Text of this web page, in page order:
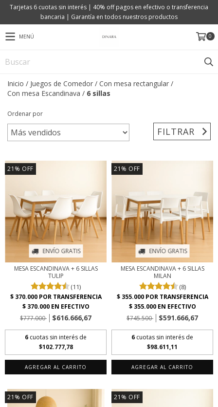
Tarjetas 6 cuotas sin interés | 40% off pagos en efectivo o transferencia
bancaria | Garantía en todos nuestros productos
MENÚ 0
Inicio / Juegos de Comedor / Con mesa rectangular /
Con mesa Escandinava / 6 sillas
Ordenar por
FILTRAR
21 % OFF
ENVÍO GRATIS
MESA ESCANDINAVA + 6 SILLAS
TULIP
(11)
$777.000 $616.666,67
6 cuotas sin interés de
$102.777,78
AGREGAR AL CARRITO
21 % OFF
ENVÍO GRATIS
MESA ESCANDINAVA + 6 SILLAS
MILAN
(8)
$745.500 $591.666,67
6 cuotas sin interés de
$98.611,11
AGREGAR AL CARRITO
21 % OFF 21 % OFF